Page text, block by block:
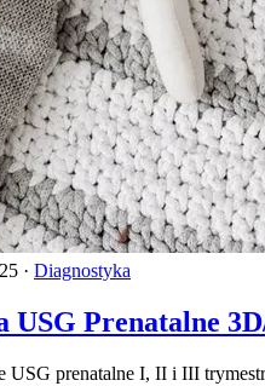
· Diagnostyka
USG Prenatalne
USG prenatalne I, II i III